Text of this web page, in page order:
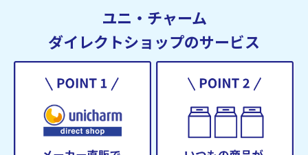
ユニ・チャーム
ダイレクトショップのサービス